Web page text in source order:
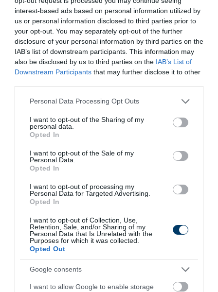
interest-based ads based on personal information utilized by
us or personal information disclosed to third parties prior to
your opt-out. You may separately opt-out of the further
disclosure of your personal information by third parties on the
IAB’s list of downstream participants. This information may
also be disclosed by us to third parties on the IAB’s List of
Downstream Participants that may further disclose it to other
Please note that this website/app uses one or more Google
not limited to your visit or usage behaviour. You may click to
grant or deny consent to Google and its third-party tags to
use your data for below specified purposes in below Google
consent section.
Personal Data Processing Opt Outs
I want to opt-out of the Sharing of my
personal data.
Opted In
I want to opt-out of the Sale of my
Personal Data.
Opted In
I want to opt-out of processing my
Personal Data for Targeted Advertising.
Opted In
I want to opt-out of Collection, Use,
Retention, Sale, and/or Sharing of my
Personal Data that Is Unrelated with the
Purposes for which it was collected.
Opted Out
Google consents
I want to allow Google to enable storage
This Simple Trick Removes All Parasites From
490 66 90
5 h 19 min
One Teaspoon And All The Worms In The Body
Die Instantly